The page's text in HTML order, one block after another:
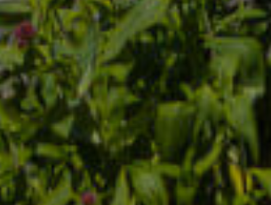
et appartements d'El
volcanique et la gastronomie de l’île,
de chaque voyageur à travers des
aux appartements vous permettant de
un logement fait pour vous à El